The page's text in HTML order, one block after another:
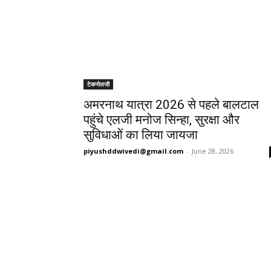
टेकनोलजी
अमरनाथ यात्रा 2026 से पहले बालटाल
पहुंचे एलजी मनोज सिन्हा, सुरक्षा और
सुविधाओं का लिया जायजा
piyushddwivedi@gmail.com - June 28, 2026